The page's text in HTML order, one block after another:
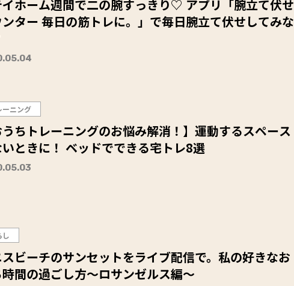
ホーム週間で二の腕すっきり♡ アプリ「腕立て伏せ
ター 毎日の筋トレに。」で毎日腕立て伏せしてみな
ーニング
うちトレーニングのお悩み解消！】運動するスペース
ときに！ ベッドでできる宅トレ8選
し
ビーチのサンセットをライブ配信で。私の好きなお
時間の過ごし方～ロサンゼルス編～